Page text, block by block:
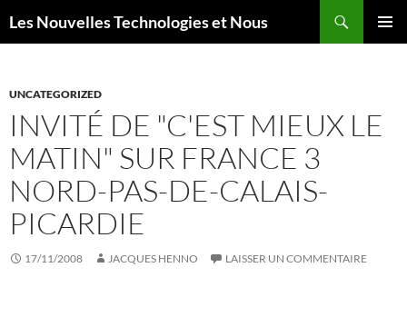
auLes Nouvelles Technologies et Nous
UNCATEGORIZED
INVITÉ DE "C'EST MIEUX LE
MATIN" SUR FRANCE 3
NORD-PAS-DE-CALAIS-
PICARDIE
17/11/2008 JACQUES HENNO LAISSER UN COMMENTAIRE